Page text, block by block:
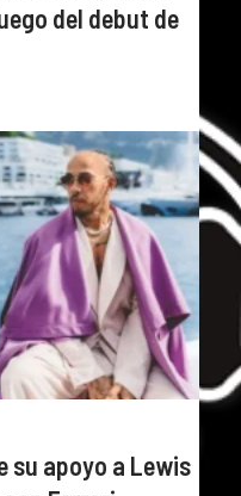
del debut de
su apoyo a Lewis